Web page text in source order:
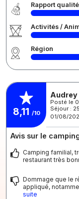
Rapport
Activités /
Région
8,11 /10
Audrey
Posté le
Séjour :
01/08/
Avis sur le
Camping familial,
restaurant très
Dommage que le
appliqué,
suite